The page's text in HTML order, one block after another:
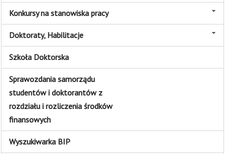
Konkursy na stanowiska pracy
Doktoraty, Habilitacje
Szkoła Doktorska
Sprawozdania samorządu
studentów i doktorantów z
rozdziału i rozliczenia środków
finansowych
Wyszukiwarka BIP